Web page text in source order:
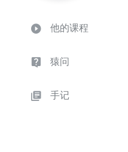
他的课程
猿问
手记